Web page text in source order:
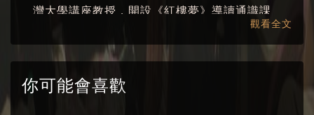
灣大學講座教授，開設《紅樓夢》導讀通識課
程。 白先勇是小說家、散文家、評論家、戲劇
家，著作極豐，短篇小說集《寂寞的十七歲》、
散文集《驀然回首》、《明星咖啡館》、《第六
觀看全文
你可能會喜歡